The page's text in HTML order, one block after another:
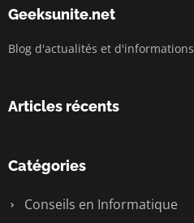
Geeksunite.net
Blog d'actualités et d'informations
Articles récents
Catégories
Conseils en Informatique